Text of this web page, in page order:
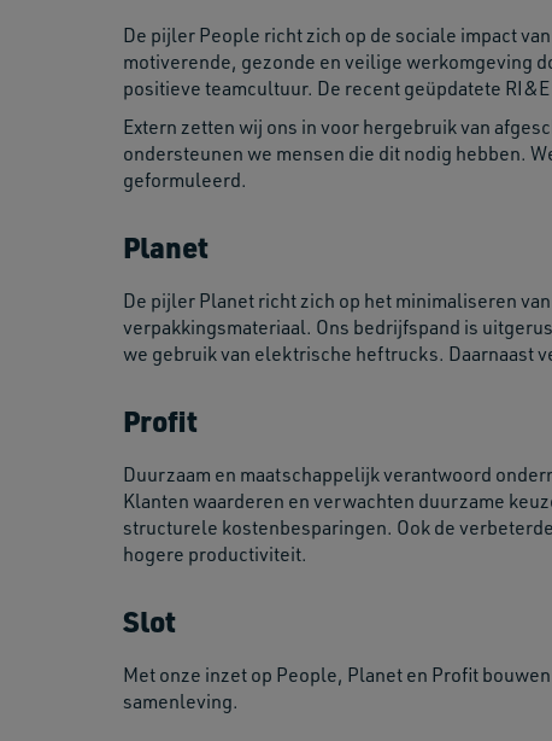
De pijler People richt zich op de sociale impact
motiverende, gezonde en veilige werkomgeving
positieve teamcultuur. De recent geüpdatete
Extern zetten wij ons in voor hergebruik van
ondersteunen we mensen die dit nodig hebben.
geformuleerd.
Planet
De pijler Planet richt zich op het minimaliseren
verpakkingsmateriaal. Ons bedrijfspand is
we gebruik van elektrische heftrucks. Daarnaast
Profit
Duurzaam en maatschappelijk verantwoord
Klanten waarderen en verwachten duurzame
structurele kostenbesparingen. Ook de
hogere productiviteit.
Slot
Met onze inzet op People, Planet en Profit
samenleving.